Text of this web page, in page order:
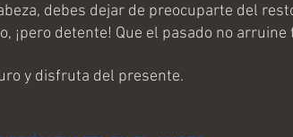
debes dejar de preocuparte del
¡pero detente! Que el pasado no
y disfruta del presente.